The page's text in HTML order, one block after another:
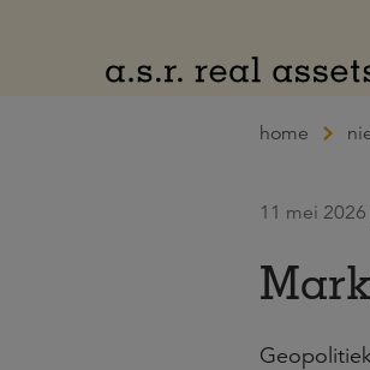
home
11 mei